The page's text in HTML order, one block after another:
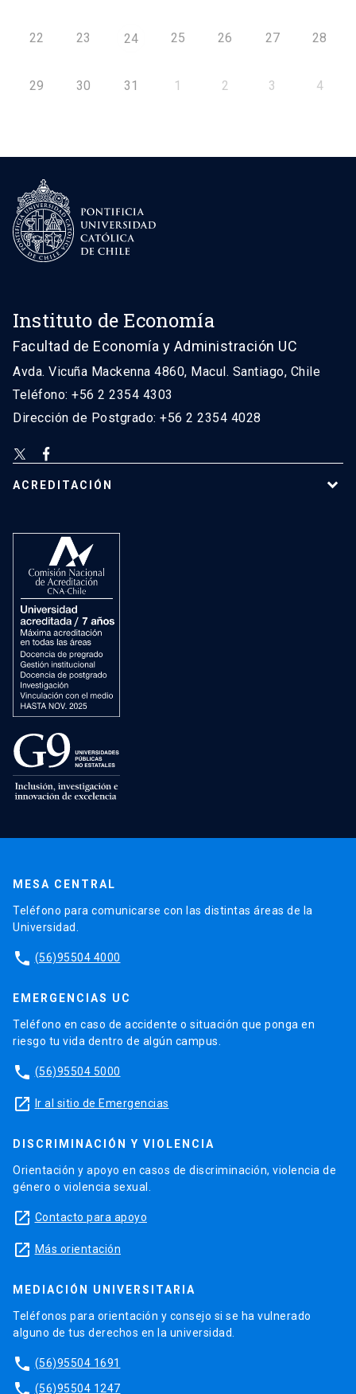
22 23 24 25 26 27 28
29 30 31 1 2 3 4
Instituto de Economía
Facultad de Economía y Administración UC
Avda. Vicuña Mackenna 4860, Macul. Santiago, Chile
Teléfono: +56 2 2354 4303
Dirección de Postgrado: +56 2 2354 4028
ACREDITACIÓN
MESA CENTRAL
Teléfono para comunicarse con las distintas áreas de la
Universidad.
phone (56)95504 4000
EMERGENCIAS UC
Teléfono en caso de accidente o situación que ponga en
riesgo tu vida dentro de algún campus.
phone (56)95504 5000
launch Ir al sitio de Emergencias
DISCRIMINACIÓN Y VIOLENCIA
Orientación y apoyo en casos de discriminación, violencia de
género o violencia sexual.
launch Contacto para apoyo
launch Más orientación
MEDIACIÓN UNIVERSITARIA
Teléfonos para orientación y consejo si se ha vulnerado
alguno de tus derechos en la universidad.
phone (56)95504 1691
phone (56)95504 1247